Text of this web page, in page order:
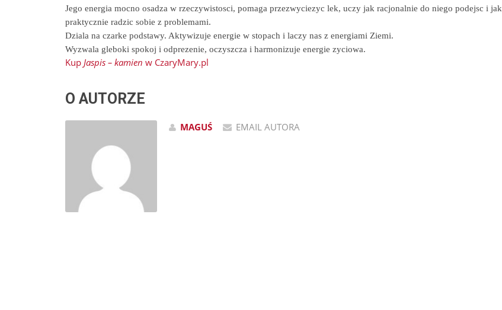
Jego energia mocno osadza w rzeczywistosci, pomaga przezwyciezyc lek, uczy jak racjonalnie do niego podejsc i jak
praktycznie radzic sobie z problemami.
Dziala na czarke podstawy. Aktywizuje energie w stopach i laczy nas z energiami Ziemi.
Wyzwala gleboki spokoj i odprezenie, oczyszcza i harmonizuje energie zyciowa.
Kup Jaspis – kamien w CzaryMary.pl
O AUTORZE
MAGUŚ EMAIL AUTORA